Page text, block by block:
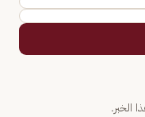
الخبر.